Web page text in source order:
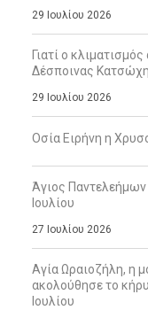
29 Ιουλίου 2026
Γιατί ο
Δέσποινας Κατσώχη
29 Ιουλίου 2026
Οσία Ειρήνη η
Άγιος Παντελεήμων
Ιουλίου
27 Ιουλίου 2026
Αγία Ωραιοζήλη, η
ακολούθησε το
Ιουλίου